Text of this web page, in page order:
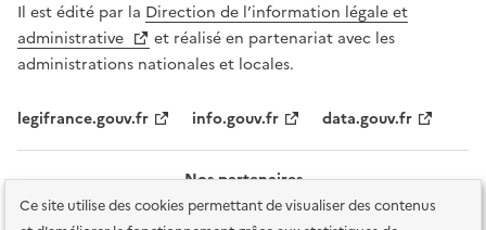
Ce site utilise des cookies permettant de visualiser des contenus
Il est édité par la Direction de l’information légale et
administrative
et réalisé en partenariat avec les
administrations nationales et locales.
legifrance.gouv.fr info.gouv.fr data.gouv.fr
Nos partenaires